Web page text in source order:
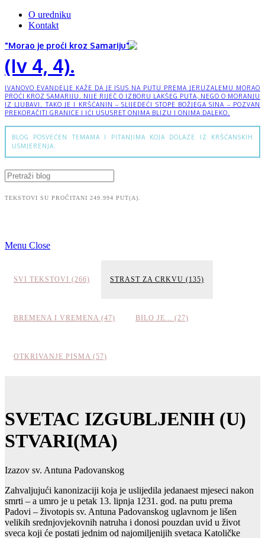
O uredniku
Kontakt
"Morao je proći kroz Samariju"
(Iv 4, 4).
IVANOVO EVANĐELJE KAŽE DA JE ISUS NA PUTU PREMA JERUZALEMU MORAO
PROĆI KROZ SAMARIJU. NIJE RIJEČ O IZBORU LAKŠEG PUTA, NEGO O MORANJU
IZ LJUBAVI. TAKO JE I KRŠĆANIN – SLIJEDEĆI STOPE BOŽJEGA SINA – POZVAN
PREKORAČITI GRANICE I IĆI USUSRET ONIMA BLIZU I ONIMA DALEKO.
BLOG POSVEĆEN TEMAMA I PITANJIMA KOJA DOLAZE IZ KRŠĆANSKIH
USMJERENJA.
TEKSTOVI SU PROČITANI 249.994 PUT(A).
Menu Close
SVI TEKSTOVI (266) STRAST ZA CRKVU (135)
BREMENA I VREMENA (47) BILO JE... (27)
OTKRIVANJE PISMA (57)
SVETAC IZGUBLJENIH (U)
STVARI(MA)
Izazov sv. Antuna Padovanskog
Zahvaljujući kanonizaciji koja je uslijedila jedanaest mjeseci nakon
smrti – a umro je u petak 13. lipnja 1231. god. na putu prema
Padovi – životopis sv. Antuna Padovanskog uglavnom je lišen
velikih srednjovjekovnih natruha i donosi pouzdan uvid u život
sveca koji će postati jednim od najomiljenijih svetaca Katoličke